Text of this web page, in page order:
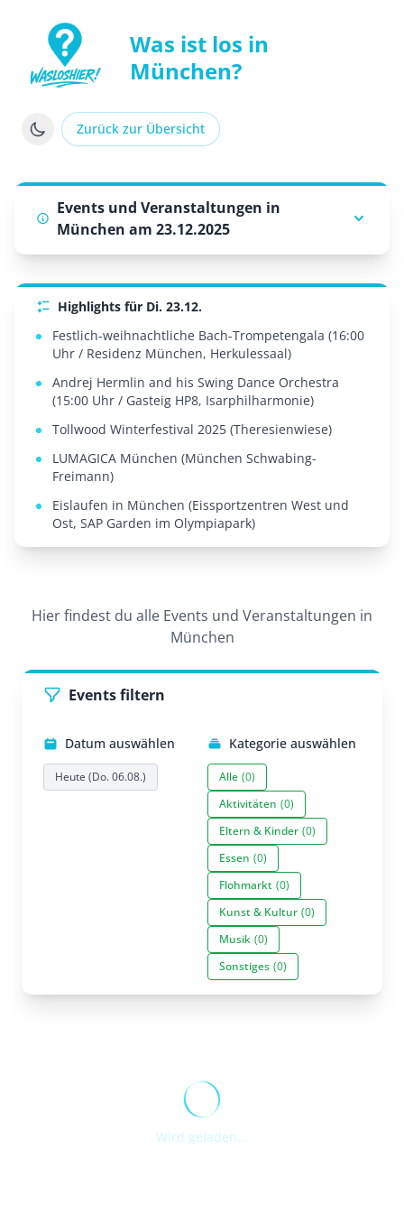
WasLosHier - Dein Portal für Events und
Was ist los in
München?
Zurück zur Übersicht
Events und Veranstaltungen in
München am 23.12.2025
Highlights für Di. 23.12.
Festlich-weihnachtliche Bach-Trompetengala (16:00
Uhr / Residenz München, Herkulessaal)
Andrej Hermlin and his Swing Dance Orchestra
(15:00 Uhr / Gasteig HP8, Isarphilharmonie)
Tollwood Winterfestival 2025 (Theresienwiese)
LUMAGICA München (München Schwabing-
Freimann)
Eislaufen in München (Eissportzentren West und
Ost, SAP Garden im Olympiapark)
Hier findest du alle Events und Veranstaltungen in
München
Events filtern
Datum auswählen
Heute (Do. 06.08.)
Kategorie auswählen
Alle (0)
Aktivitäten (0)
Eltern & Kinder (0)
Essen (0)
Flohmarkt (0)
Kunst & Kultur (0)
Musik (0)
Sonstiges (0)
Wird geladen...